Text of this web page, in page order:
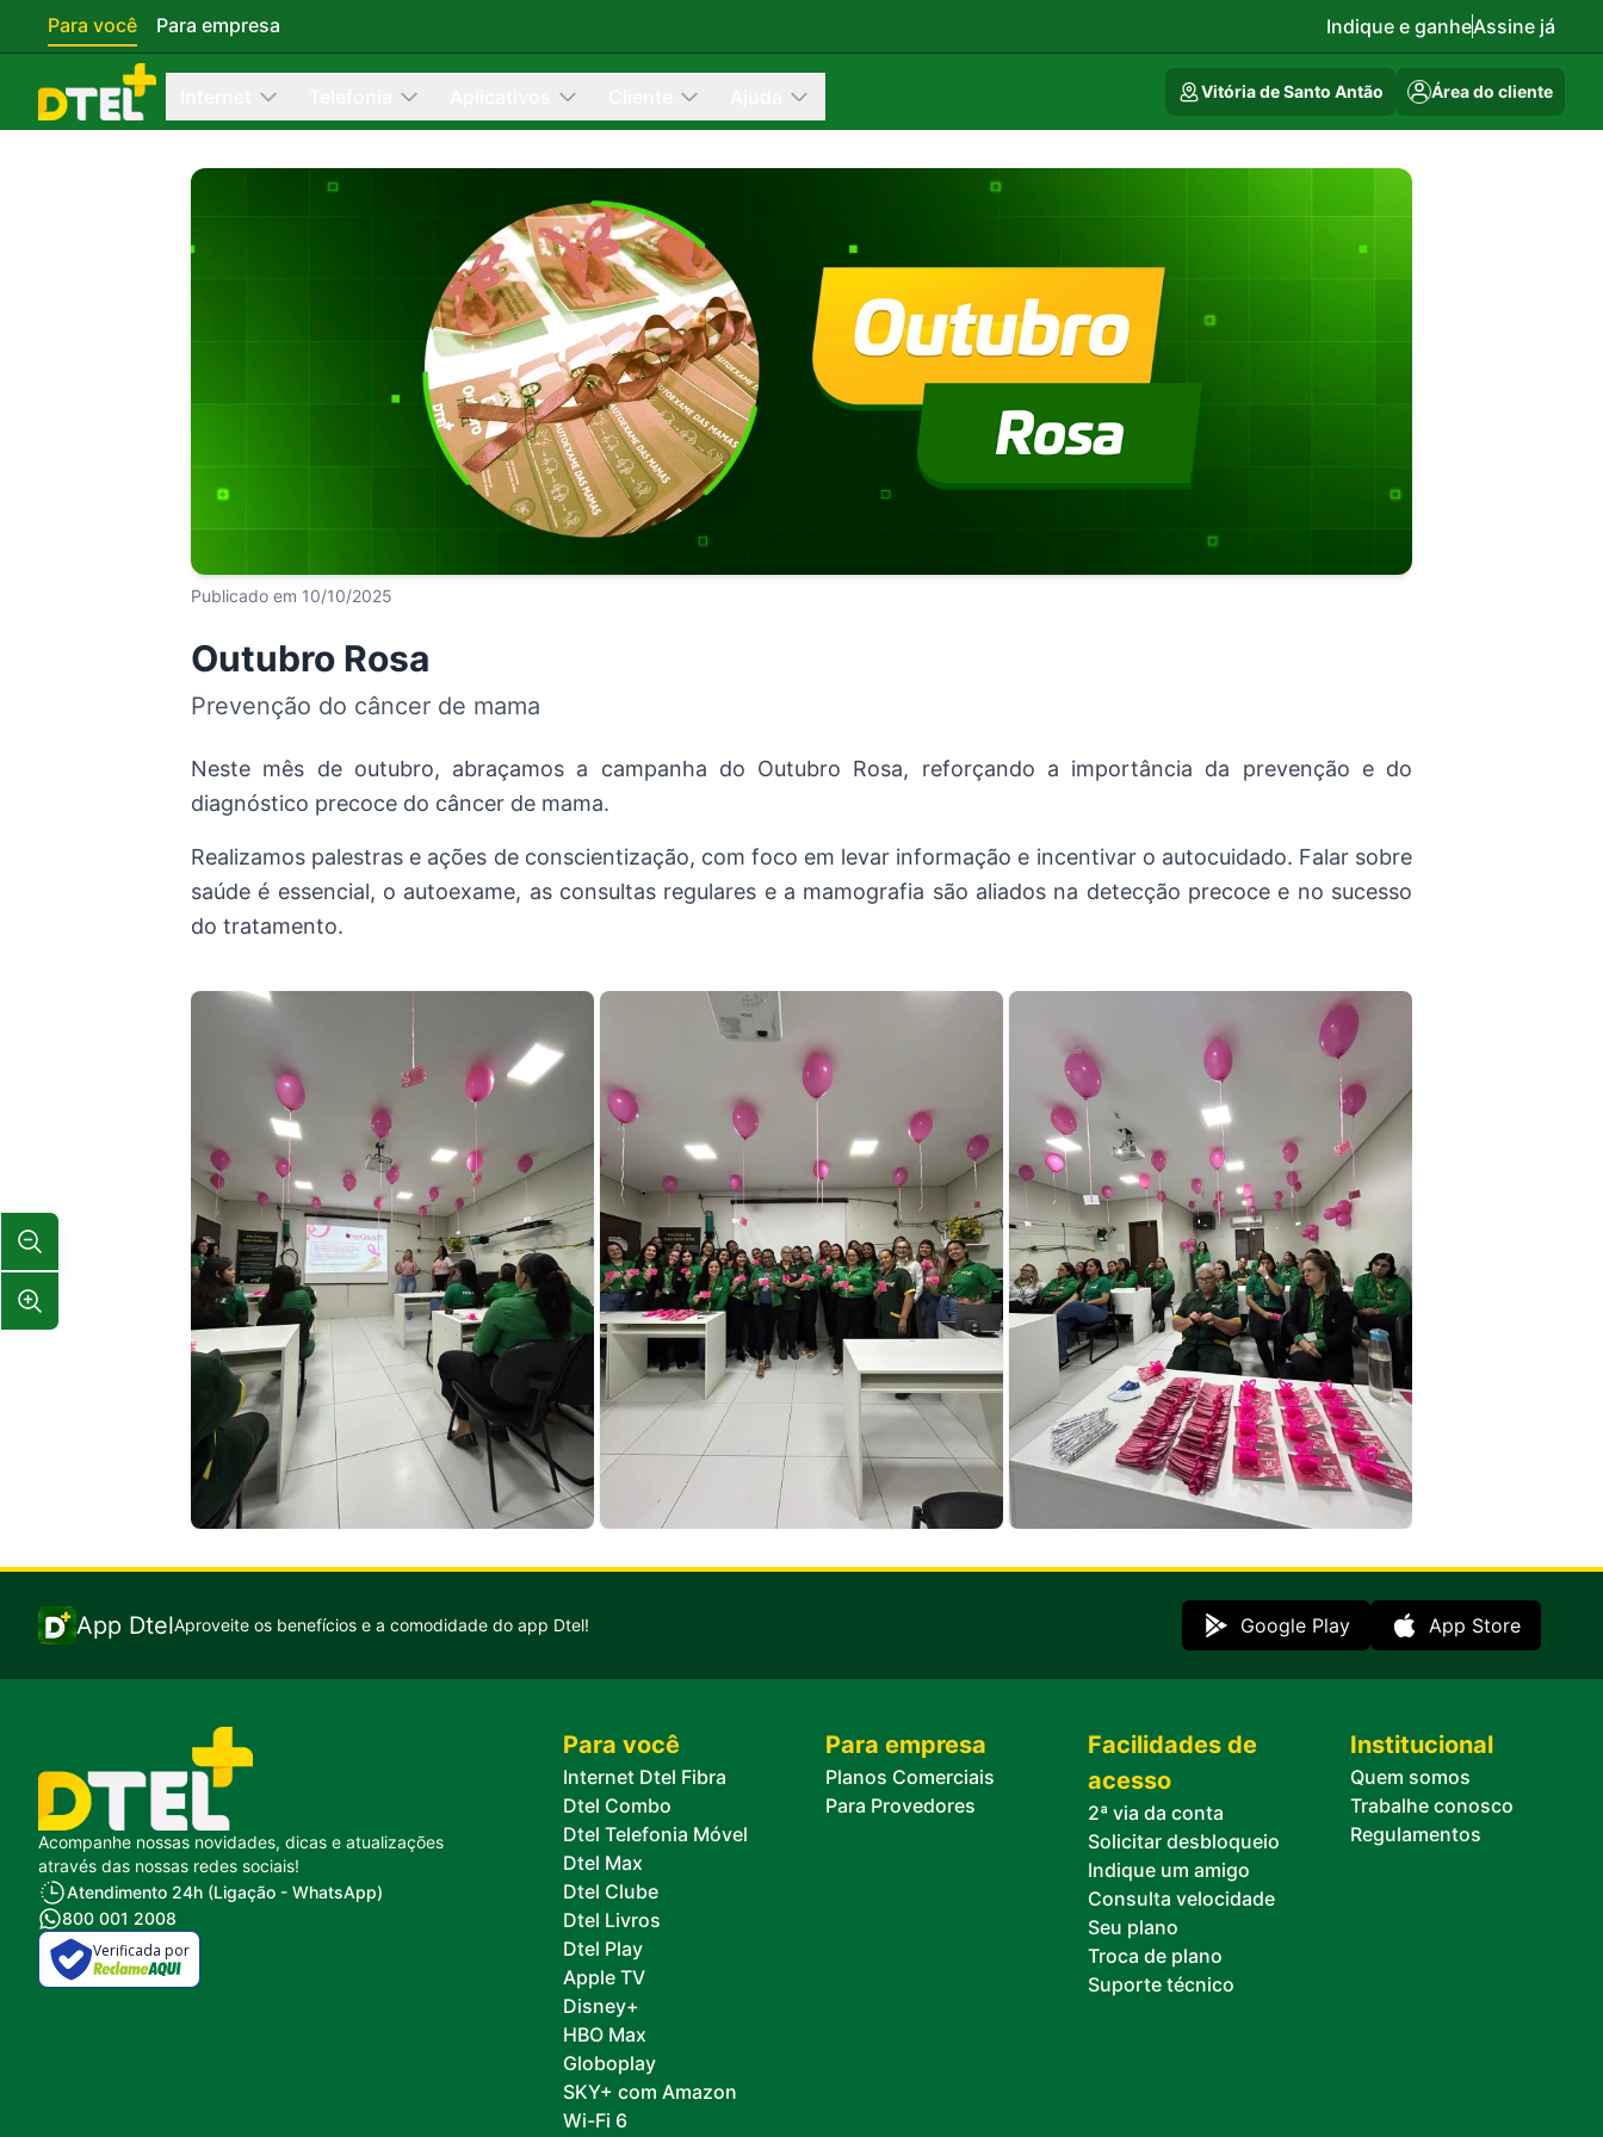
Para você Para empresa Indique e ganheAssine já
Vitória de Santo Antão Área do cliente
Publicado em 10/10/2025
Outubro Rosa
Prevenção do câncer de mama
Neste mês de outubro, abraçamos a campanha do Outubro Rosa, reforçando a importância da prevenção e do
diagnóstico precoce do câncer de mama.
Realizamos palestras e ações de conscientização, com foco em levar informação e incentivar o autocuidado. Falar sobre
saúde é essencial, o autoexame, as consultas regulares e a mamografia são aliados na detecção precoce e no sucesso
do tratamento.
App DtelAproveite os benefícios e a comodidade do app Dtel! Google Play App Store
Acompanhe nossas novidades, dicas e atualizações
através das nossas redes sociais!
Atendimento 24h (Ligação - WhatsApp)
800 001 2008
Verificada por
Para você
Internet Dtel Fibra
Dtel Combo
Dtel Telefonia Móvel
Dtel Max
Dtel Clube
Dtel Livros
Dtel Play
Apple TV
Disney+
HBO Max
Globoplay
SKY+ com Amazon
Wi-Fi 6
Para empresa
Planos Comerciais
Para Provedores
Facilidades de
acesso
2ª via da conta
Solicitar desbloqueio
Indique um amigo
Consulta velocidade
Seu plano
Troca de plano
Suporte técnico
Institucional
Quem somos
Trabalhe conosco
Regulamentos
Contate pelo WhatsApp